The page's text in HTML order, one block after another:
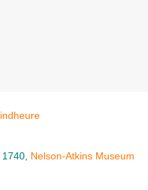
1740, Nelson-Atkins Museum